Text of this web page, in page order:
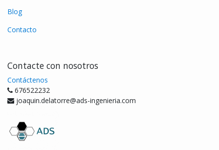
Blog
Contacto
Contacte con nosotros
Contáctenos
676522232
joaquin.delatorre@ads-ingenieria.com